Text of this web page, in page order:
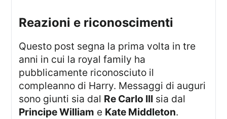
Reazioni e riconoscimenti
Questo post segna la prima volta in tre
anni in cui la royal family ha
pubblicamente riconosciuto il
compleanno di Harry. Messaggi di auguri
sono giunti sia dal Re Carlo III sia dal
Principe William e Kate Middleton.